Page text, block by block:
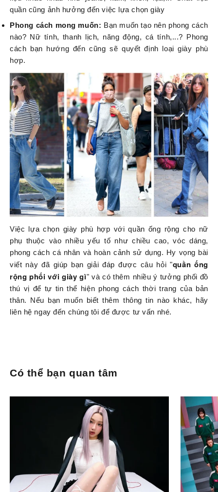
quần cũng ảnh hưởng đến việc lựa chọn giày
Phong cách mong muốn: Bạn muốn tạo nên phong cách
nào? Nữ tính, thanh lịch, năng động, cá tính,...? Phong
cách bạn hướng đến cũng sẽ quyết định loại giày phù
hợp.
Việc lựa chọn giày phù hợp với quần ống rộng cho nữ
phụ thuộc vào nhiều yếu tố như chiều cao, vóc dáng,
phong cách cá nhân và hoàn cảnh sử dụng. Hy vọng bài
viết này đã giúp bạn giải đáp được câu hỏi "quần ống
rộng phối với giày gì" và có thêm nhiều ý tưởng phối đồ
thú vị để tự tin thể hiện phong cách thời trang của bản
thân. Nếu bạn muốn biết thêm thông tin nào khác, hãy
liên hệ ngay đến chúng tôi để được tư vấn nhé.
Có thể bạn quan tâm